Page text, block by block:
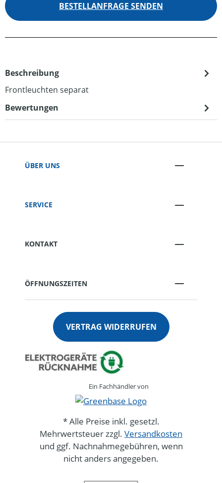
BESTELLANFRAGE SENDEN
Beschreibung
Frontleuchten separat
Bewertungen
ÜBER UNS
SERVICE
KONTAKT
ÖFFNUNGSZEITEN
VERTRAG WIDERRUFEN
Ein Fachhändler von
* Alle Preise inkl. gesetzl.
Mehrwertsteuer zzgl. Versandkosten
und ggf. Nachnahmegebühren, wenn
nicht anders angegeben.